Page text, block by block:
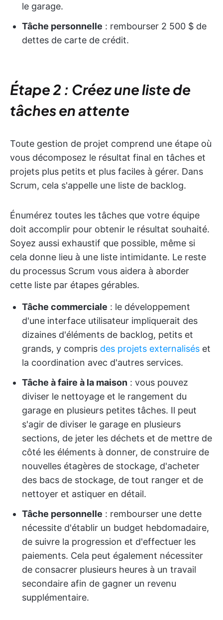
le garage.
Tâche personnelle : rembourser 2 500 $ de
dettes de carte de crédit.
Étape 2 : Créez une liste de
tâches en attente
Toute gestion de projet comprend une étape où
vous décomposez le résultat final en tâches et
projets plus petits et plus faciles à gérer. Dans
Scrum, cela s'appelle une liste de backlog.
Énumérez toutes les tâches que votre équipe
doit accomplir pour obtenir le résultat souhaité.
Soyez aussi exhaustif que possible, même si
cela donne lieu à une liste intimidante. Le reste
du processus Scrum vous aidera à aborder
cette liste par étapes gérables.
Tâche commerciale : le développement
d'une interface utilisateur impliquerait des
dizaines d'éléments de backlog, petits et
grands, y compris des projets externalisés et
la coordination avec d'autres services.
Tâche à faire à la maison : vous pouvez
diviser le nettoyage et le rangement du
garage en plusieurs petites tâches. Il peut
s'agir de diviser le garage en plusieurs
sections, de jeter les déchets et de mettre de
côté les éléments à donner, de construire de
nouvelles étagères de stockage, d'acheter
des bacs de stockage, de tout ranger et de
nettoyer et astiquer en détail.
Tâche personnelle : rembourser une dette
nécessite d'établir un budget hebdomadaire,
de suivre la progression et d'effectuer les
paiements. Cela peut également nécessiter
de consacrer plusieurs heures à un travail
secondaire afin de gagner un revenu
supplémentaire.